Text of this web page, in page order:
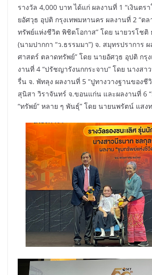
รางวัล 4,000 บาท ได้แก่ ผลงานที่ 1 “เงินตร
ยอัศวุธ อุปติ กรุงเทพมหานคร ผลงานที่ 2 “ต
ทรัพย์แห่งชีวิต พิชิตโอกาส” โดย นายวรโชติ
(นามปากกา “ว.ธรรมมา”) จ. สมุทรปราการ
ศาสตร์ ตลาดทรัพย์” โดย นายอัศวุธ อุปติ กรุ
งานที่ 4 “ปรัชญารังนกกระจาบ” โดย นางสา
รื่น จ. พัทลุง ผลงานที่ 5 “ปูทางวางฐานของชี
สุนิสา วิราจันทร์ จ.ขอนแก่น และผลงานที่ 6
“ทรัพย์” หลาย ๆ พันธุ์” โดย นายนพรัตน์ แสง